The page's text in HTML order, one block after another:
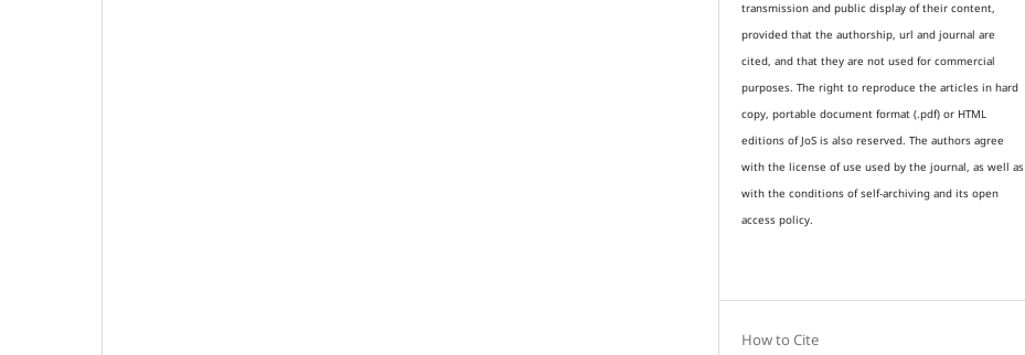
transmission and public display of their content,
provided that the authorship, url and journal are
cited, and that they are not used for commercial
purposes. The right to reproduce the articles in hard
copy, portable document format (.pdf) or HTML
editions of JoS is also reserved. The authors agree
with the license of use used by the journal, as well as
with the conditions of self-archiving and its open
access policy.
How to Cite